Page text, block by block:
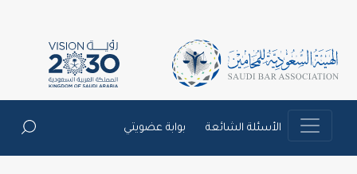
الأسئلة الشائعة بوابة عضويتي